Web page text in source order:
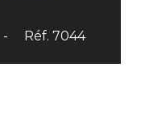
Réf. 7044